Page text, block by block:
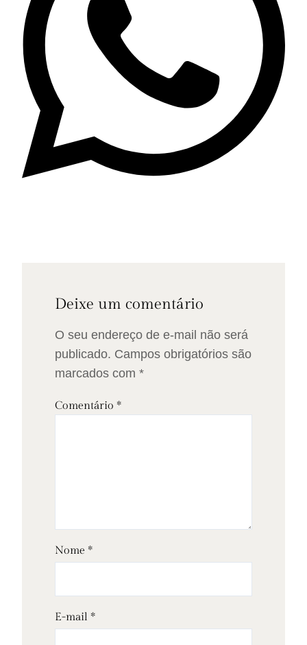
Deixe um comentário
O seu endereço de e-mail não será
publicado. Campos obrigatórios são
marcados com *
Comentário *
Nome *
E-mail *